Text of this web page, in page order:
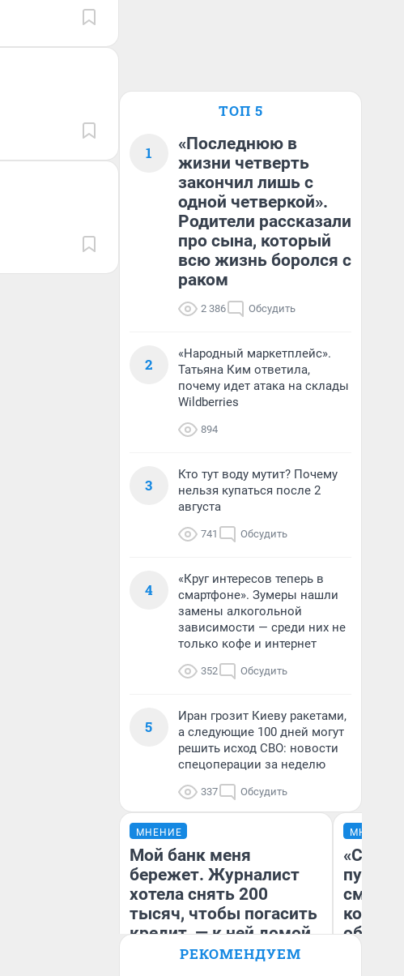
ТОП 5
1
«Последнюю в
жизни четверть
закончил лишь с
одной четверкой».
Родители рассказали
про сына, который
всю жизнь боролся с
раком
2 386 Обсудить
2
«Народный маркетплейс».
Татьяна Ким ответила,
почему идет атака на склады
Wildberries
894
3
Кто тут воду мутит? Почему
нельзя купаться после 2
августа
741 Обсудить
4
«Круг интересов теперь в
смартфоне». Зумеры нашли
замены алкогольной
зависимости — среди них не
только кофе и интернет
352 Обсудить
5
Иран грозит Киеву ракетами,
а следующие 100 дней могут
решить исход СВО: новости
спецоперации за неделю
337 Обсудить
МНЕНИЕ
Мой банк меня
бережет. Журналист
хотела снять 200
тысяч, чтобы погасить
кредит, — к ней домой
приехала служба
МНЕНИЕ
РЕКОМЕНДУЕМ